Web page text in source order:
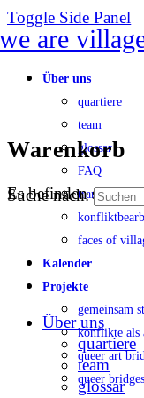
Toggle Side Panel
Über uns
quartiere
team
glossar
FAQ
transparenz
faces of
Kalender
Projekte
gemeinsam
konflikte als
queer art
queer bridges
Warenkorb
Es befinden sich
Suche nach:
Über uns
quartiere
team
glossar